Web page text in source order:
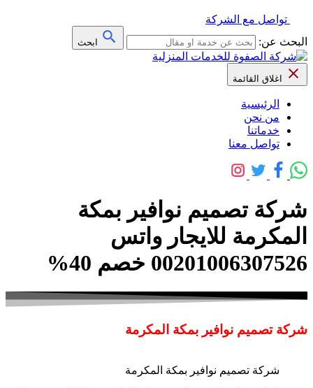
تواصل مع الشركة
البحث عن:
ابحث
اغلاق القائمة
الرئيسية
من نحن
خدماتنا
تواصل معنا
شركة تصميم نوافير بمكة
المكرمة للايجار واتس
00201006307526 خصم 40%
شركة تصميم نوافير بمكة المكرمة
شركة تصميم نوافير بمكة المكرمة